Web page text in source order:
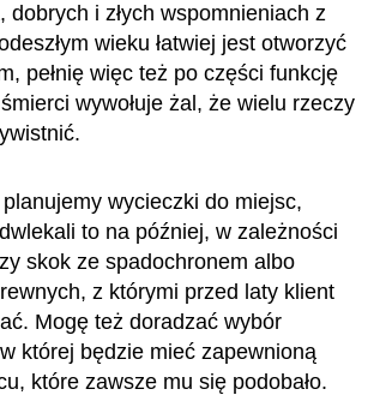
i złych wspomnieniach z
wieku łatwiej jest otworzyć
pełnię więc też po części funkcję
wywołuje żal, że wielu rzeczy
wycieczki do miejsc,
to na później, w zależności
skok ze spadochronem albo
z którymi przed laty klient
Mogę też doradzać wybór
której będzie mieć zapewnioną
które zawsze mu się podobało.